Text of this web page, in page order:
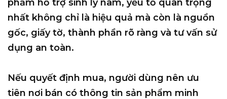
phẩm hỗ trợ sinh lý nam, yếu tố quan trọng
nhất không chỉ là hiệu quả mà còn là nguồn
gốc, giấy tờ, thành phần rõ ràng và tư vấn sử
dụng an toàn.
Nếu quyết định mua, người dùng nên ưu
tiên nơi bán có thông tin sản phẩm minh